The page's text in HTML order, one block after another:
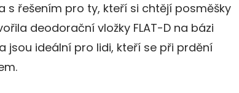
s řešením pro ty, kteří si chtějí posměšky
deodorační vložky FLAT-D na bázi
jsou ideální pro lidi, kteří se při prdění